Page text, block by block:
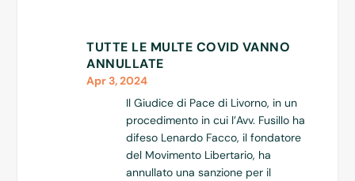
TUTTE LE MULTE COVID VANNO
ANNULLATE
Apr 3, 2024
Il Giudice di Pace di Livorno, in un
procedimento in cui l’Avv. Fusillo ha
difeso Lenardo Facco, il fondatore
del Movimento Libertario, ha
annullato una sanzione per il